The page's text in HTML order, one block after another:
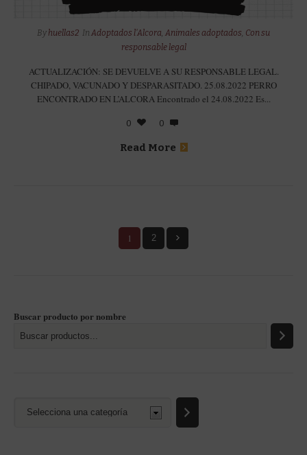
By huellas2 In Adoptados l'Alcora, Animales adoptados, Con su
responsable legal
ACTUALIZACIÓN: SE DEVUELVE A SU RESPONSABLE LEGAL.
CHIPADO, VACUNADO Y DESPARASITADO. 25.08.2022 PERRO
ENCONTRADO EN L’ALCORA Encontrado el 24.08.2022 Es...
0 0
Read More
1 2
Buscar producto por nombre